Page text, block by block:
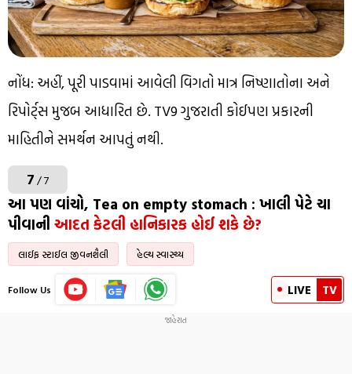
નોંધ: અહીં, પૂરી પાડવામાં આવેલી વિગતો માત્ર નિષ્ણાતોના અને
રિપોર્ટ્સ મુજબ આધારિત છે. TV9 ગુજરાતી કોઈપણ પ્રકારની
માહિતીને સમર્થન આપતું નથી.
7/ 7
આ પણ વાંચો, Tea on empty stomach : ખાલી પેટે ચા
પીવાની આદત કેટલી હાનિકારક હોઈ શકે છે?
લાઈફ સ્ટાઈલ જીવનશૈલી હેલ્થ સ્વાસ્થ્ય
Follow Us LIVE TV